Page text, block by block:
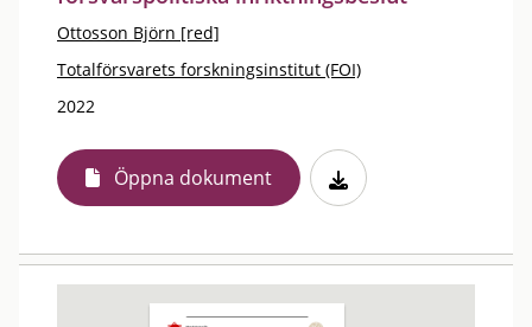
Ottosson Björn [red]
Totalförsvarets forskningsinstitut (FOI)
2022
Öppna dokument